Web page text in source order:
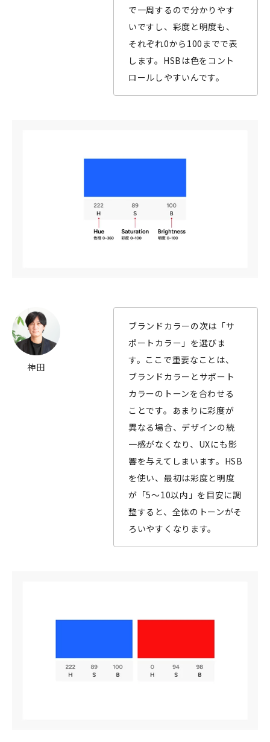
で一周するので分かりやす
いですし、彩度と明度も、
それぞれ0から100までで表
します。HSBは色をコント
ロールしやすいんです。
神田
ブランドカラーの次は「サ
ポートカラー」を選びま
す。ここで重要なことは、
ブランドカラーとサポート
カラーのトーンを合わせる
ことです。あまりに彩度が
異なる場合、デザインの統
一感がなくなり、UXにも影
響を与えてしまいます。HSB
を使い、最初は彩度と明度
が「5～10以内」を目安に調
整すると、全体のトーンがそ
ろいやすくなります。